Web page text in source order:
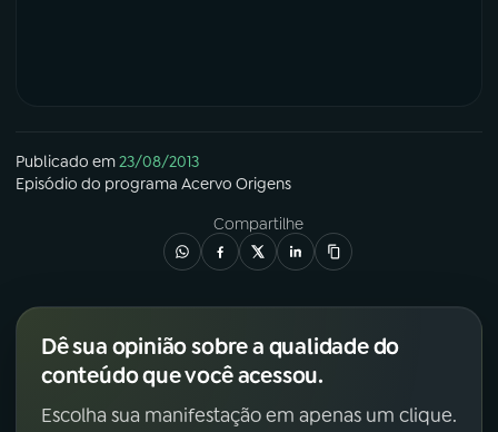
TikTok
Publicado em23/08/2013
Episódio do programa Acervo Origens
Compartilhe
Dê sua opinião sobre a qualidade do
conteúdo que você acessou.
Escolha sua manifestação em apenas um clique.